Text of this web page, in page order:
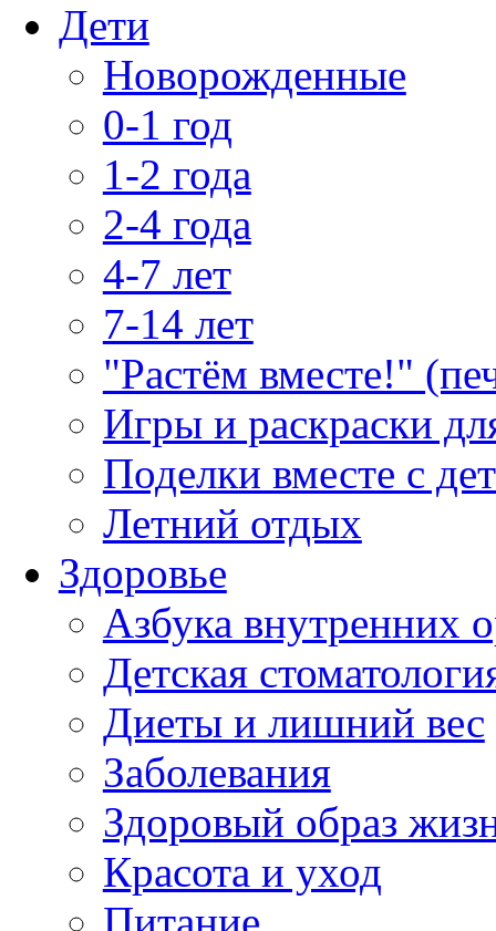
Дети
Новорожденные
0-1 год
1-2 года
2-4 года
4-7 лет
7-14 лет
"Растём вместе!"
Игры и раскраски
Поделки вместе с
Летний отдых
Здоровье
Азбука внутренних
Детская
Диеты и лишний вес
Заболевания
Здоровый образ
Красота и уход